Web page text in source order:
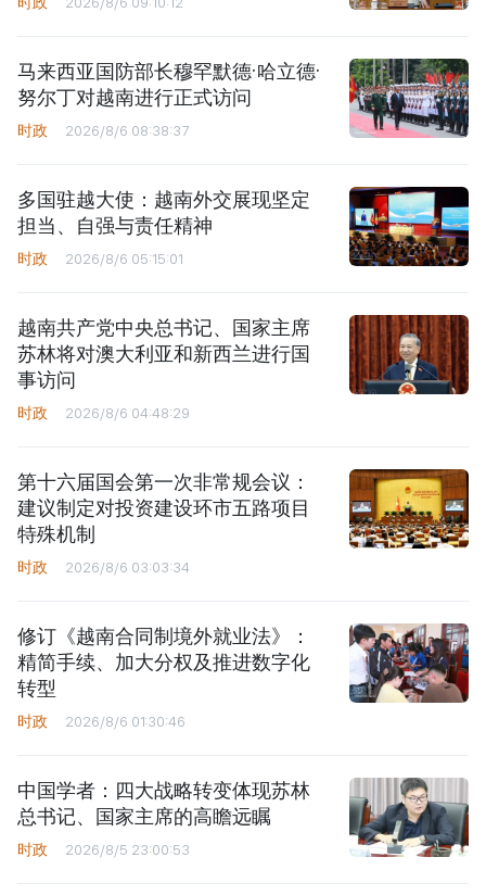
马来西亚国防部长穆罕默德·哈立德·
努尔丁对越南进行正式访问
时政 2026/8/6 08:38:37
多国驻越大使：越南外交展现坚定
担当、自强与责任精神
时政 2026/8/6 05:15:01
越南共产党中央总书记、国家主席
苏林将对澳大利亚和新西兰进行国
事访问
时政 2026/8/6 04:48:29
第十六届国会第一次非常规会议：
建议制定对投资建设环市五路项目
特殊机制
时政 2026/8/6 03:03:34
修订《越南合同制境外就业法》：
精简手续、加大分权及推进数字化
转型
时政 2026/8/6 01:30:46
中国学者：四大战略转变体现苏林
总书记、国家主席的高瞻远瞩
时政 2026/8/5 23:00:53